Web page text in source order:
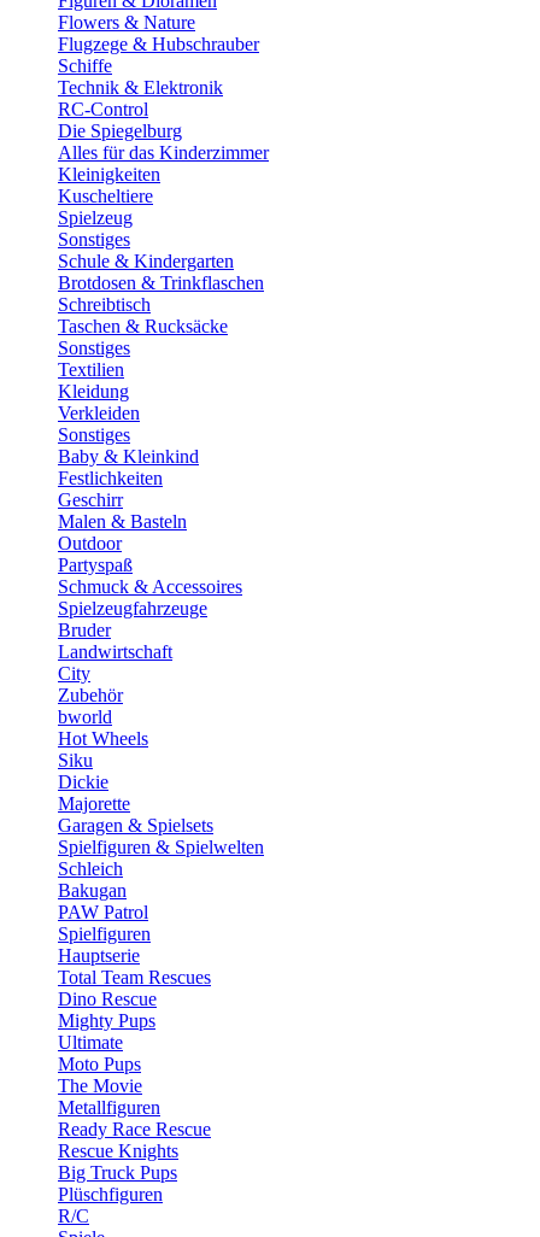
Flowers & Nature
Flugzege & Hubschrauber
Schiffe
Technik & Elektronik
RC-Control
Die Spiegelburg
Alles für das Kinderzimmer
Kleinigkeiten
Kuscheltiere
Spielzeug
Sonstiges
Schule & Kindergarten
Brotdosen & Trinkflaschen
Schreibtisch
Taschen & Rucksäcke
Sonstiges
Textilien
Kleidung
Verkleiden
Sonstiges
Baby & Kleinkind
Festlichkeiten
Geschirr
Malen & Basteln
Outdoor
Partyspaß
Schmuck & Accessoires
Spielzeugfahrzeuge
Bruder
Landwirtschaft
City
Zubehör
bworld
Hot Wheels
Siku
Dickie
Majorette
Garagen & Spielsets
Spielfiguren & Spielwelten
Schleich
Bakugan
PAW Patrol
Spielfiguren
Hauptserie
Total Team Rescues
Dino Rescue
Mighty Pups
Ultimate
Moto Pups
The Movie
Metallfiguren
Ready Race Rescue
Rescue Knights
Big Truck Pups
Plüschfiguren
R/C